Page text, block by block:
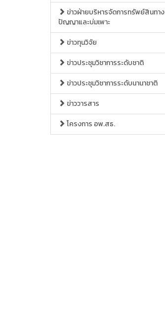
ข่าวฝ่ายบริหารจัดการทรัพย์สินทาง
ปัญญาและบ่มเพาะ
ข่าวทุนวิจัย
ข่าวประชุมวิชาการระดับชาติ
ข่าวประชุมวิชาการระดับนานาชาติ
ข่าววารสาร
โครงการ อพ.สธ.